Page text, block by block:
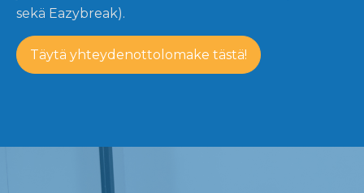
sekä Eazybreak).
Täytä yhteydenottolomake tästä!